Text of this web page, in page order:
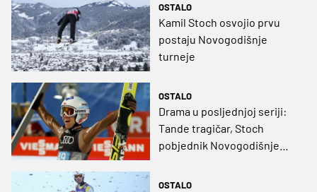
OSTALO
Kamil Stoch osvojio prvu
postaju Novogodišnje
turneje
OSTALO
Drama u posljednjoj seriji:
Tande tragičar, Stoch
pobjednik Novogodišnje
OSTALO